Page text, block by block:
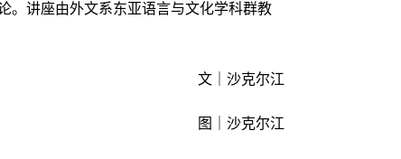
。讲座由外文系东亚语言与文化学科群教
文｜沙克尔江
图｜沙克尔江